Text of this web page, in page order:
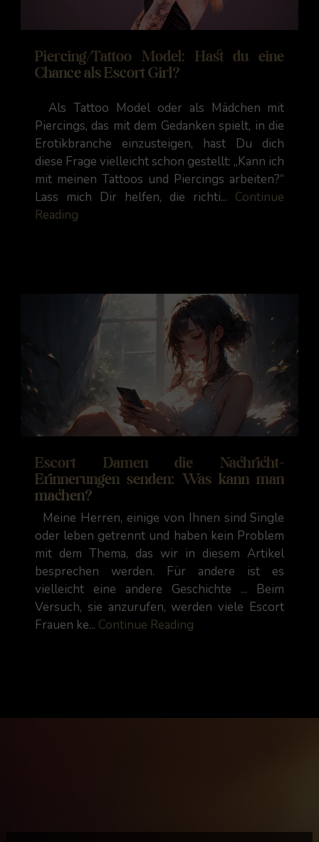
Piercing/Tattoo Model: Hast du eine
Chance als Escort Girl?
Als Tattoo Model oder als Mädchen mit
Piercings, das mit dem Gedanken spielt, in die
Erotikbranche einzusteigen, hast Du dich
diese Frage vielleicht schon gestellt: „Kann ich
mit meinen Tattoos und Piercings arbeiten?“
Lass mich Dir helfen, die richti... Continue
Reading
Escort Damen die Nachricht-
Erinnerungen senden: Was kann man
machen?
Meine Herren, einige von Ihnen sind Single
oder leben getrennt und haben kein Problem
mit dem Thema, das wir in diesem Artikel
besprechen werden. Für andere ist es
vielleicht eine andere Geschichte ... Beim
Versuch, sie anzurufen, werden viele Escort
Frauen ke... Continue Reading